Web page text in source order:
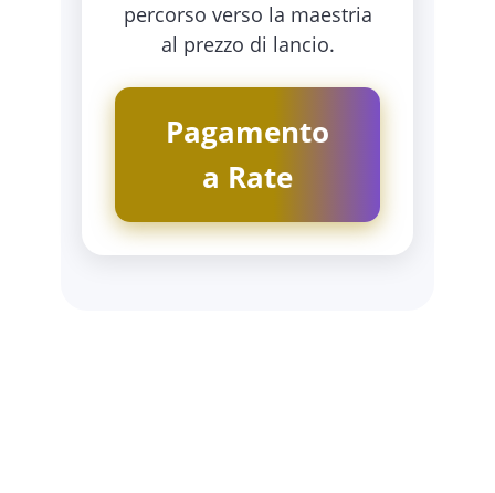
percorso verso la maestria
al prezzo di lancio.
Pagamento
a Rate